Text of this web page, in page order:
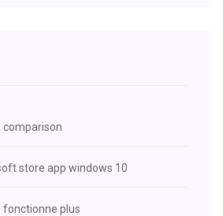
comparison
store app windows 10
fonctionne plus